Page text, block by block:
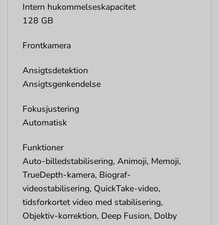
Intern hukommelseskapacitet
128 GB
Frontkamera
Ansigtsdetektion
Ansigtsgenkendelse
Fokusjustering
Automatisk
Funktioner
Auto-billedstabilisering, Animoji, Memoji,
TrueDepth-kamera, Biograf-
videostabilisering, QuickTake-video,
tidsforkortet video med stabilisering,
Objektiv-korrektion, Deep Fusion, Dolby